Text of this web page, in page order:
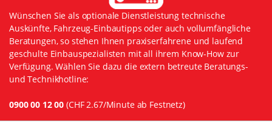
Wünschen Sie als optionale Dienstleistung technische
Auskünfte, Fahrzeug-Einbautipps oder auch vollumfängliche
Beratungen, so stehen Ihnen praxiserfahrene und laufend
geschulte Einbauspezialisten mit all ihrem Know-How zur
Verfügung. Wählen Sie dazu die extern betreute Beratungs-
und Technikhotline:
0900 00 12 00 (CHF 2.67/Minute ab Festnetz)